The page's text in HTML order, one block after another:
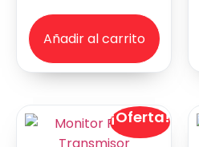
Añadir al carrito
¡Oferta!